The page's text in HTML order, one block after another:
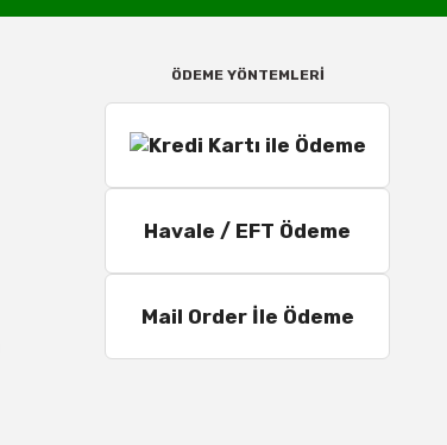
ÖDEME YÖNTEMLERİ
Havale / EFT Ödeme
Mail Order İle Ödeme